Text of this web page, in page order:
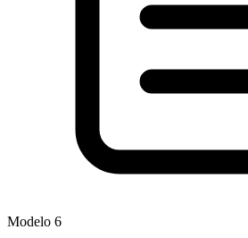
Modelo 6